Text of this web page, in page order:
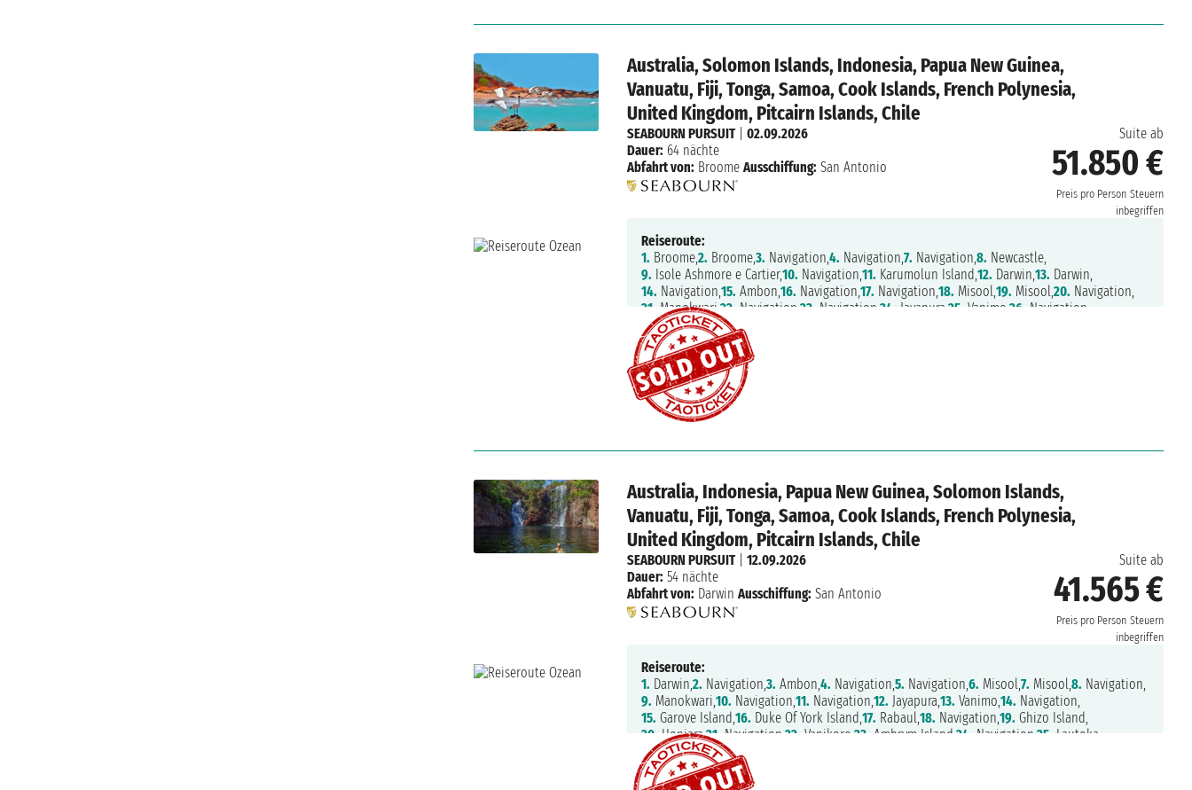
Australia, Solomon Islands, Indonesia, Papua New Guinea,
Vanuatu, Fiji, Tonga, Samoa, Cook Islands, French Polynesia,
United Kingdom, Pitcairn Islands, Chile
Suite ab
51.850 €
Preis pro Person Steuern
inbegriffen
SEABOURN PURSUIT|02.09.2026
Dauer: 64 nächte
Abfahrt von: Broome Ausschiffung: San Antonio
Reiseroute:
1. Broome,2. Broome,3. Navigation,4. Navigation,7. Navigation,8. Newcastle,
9. Isole Ashmore e Cartier,10. Navigation,11. Karumolun Island,12. Darwin,13. Darwin,
14. Navigation,15. Ambon,16. Navigation,17. Navigation,18. Misool,19. Misool,20. Navigation,
21. Manokwari,22. Navigation,23. Navigation,24. Jayapura,25. Vanimo,26. Navigation,
27.Garove Island,28.
32.Honiara,33.Navigation,
38.Kadavu,39.Fulanga,
45.Navigation,46. Navigation,
52.Anaa,53.Rangiroa,
58.Ducie Island,59.
Navigation,
Australia, Indonesia, Papua New Guinea, Solomon Islands,
Vanuatu, Fiji, Tonga, Samoa, Cook Islands, French Polynesia,
United Kingdom, Pitcairn Islands, Chile
Suite ab
41.565 €
Preis pro Person Steuern
inbegriffen
SEABOURN PURSUIT|12.09.2026
Dauer: 54 nächte
Abfahrt von: Darwin Ausschiffung: San Antonio
Reiseroute:
1. Darwin,2. Navigation,3. Ambon,4. Navigation,5. Navigation,6. Misool,7. Misool,8. Navigation,
9. Manokwari,10. Navigation,11. Navigation,12. Jayapura,13. Vanimo,14. Navigation,
15. Garove Island,16. Duke Of York Island,17. Rabaul,18. Navigation,19. Ghizo Island,
20. Honiara,21. Navigation,22. Vanikoro,23. Ambrym Island,24. Navigation,25. Lautoka,
26.Kadavu,27.Fulanga,
33.Navigation,34.Navigation,
40.Anaa,41.Rangiroa,